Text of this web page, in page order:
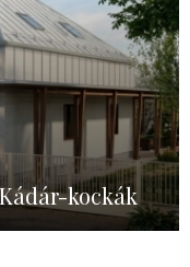
kockák